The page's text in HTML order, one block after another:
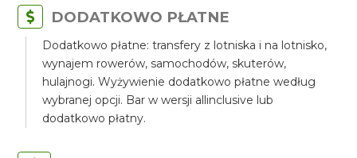
DODATKOWO PŁATNE
Dodatkowo płatne: transfery z lotniska i na lotnisko,
wynajem rowerów, samochodów, skuterów,
hulajnogi. Wyżywienie dodatkowo płatne według
wybranej opcji. Bar w wersji allinclusive lub
dodatkowo płatny.